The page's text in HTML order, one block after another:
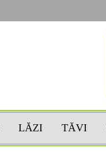
LĂZI TĂVI